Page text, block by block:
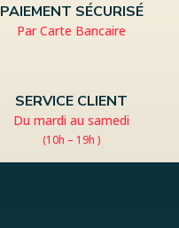
PAIEMENT SÉCURISÉ
Par Carte Bancaire
SERVICE CLIENT
Du mardi au samedi
(10h – 19h )